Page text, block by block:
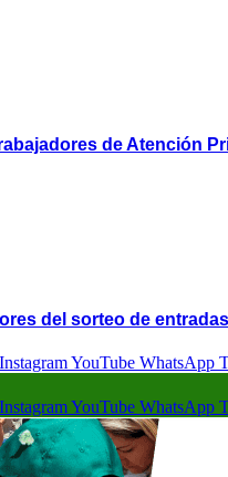
de Atención
del sorteo de entradas
InstagramYouTube WhatsApp
InstagramYouTube WhatsApp